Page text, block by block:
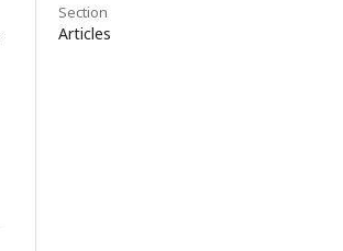
Section
Articles